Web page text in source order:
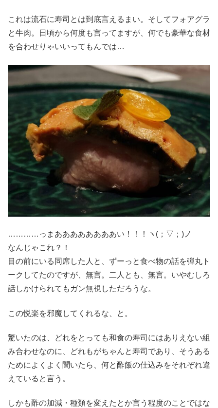
これは流石に寿司とは到底言えるまい。そしてフォアグラ
と牛肉。日頃から何度も言ってますが、何でも豪華な食材
を合わせりゃいいってもんでは…
…………っまああああああああい！！！ヽ(；▽；)ノ
なんじゃこれ？！
目の前にいる同席した人と、ずーっと食べ物の話を弾丸ト
ークしてたのですが、無言。二人とも、無言。いやむしろ
話しかけられてもガン無視しただろうな。
この悦楽を邪魔してくれるな、と。
驚いたのは、どれをとっても和食の寿司にはありえない組
み合わせなのに、どれもがちゃんと寿司であり、そうある
ためによくよく聞いたら、何と酢飯の仕込みをそれぞれ違
えていると言う。
しかも酢の加減・種類を変えたとか言う程度のことではな